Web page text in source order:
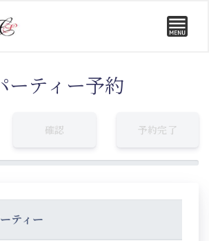
ーティー予約
確認 予約完了
ティー